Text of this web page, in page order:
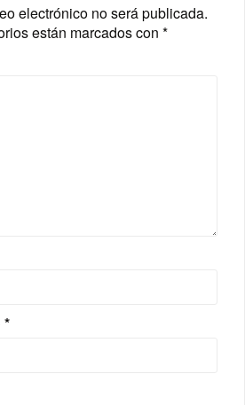
electrónico no será publicada.
están marcados con *
*